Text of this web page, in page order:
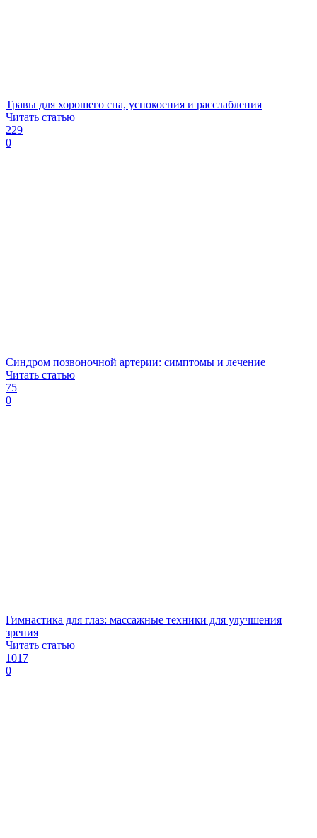
Травы для хорошего сна, успокоения и расслабления
Читать статью
229
0
Синдром позвоночной артерии: симптомы и лечение
Читать статью
75
0
Гимнастика для глаз: массажные техники для улучшения
зрения
Читать статью
1017
0